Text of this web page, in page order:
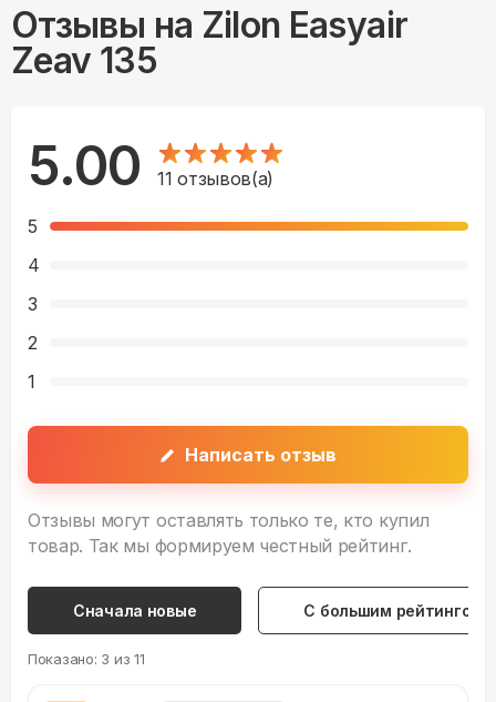
Отзывы на Zilon Easyair
Zeav 135
5.00 11 отзывов(а)
5
4
3
2
1
Написать отзыв
Отзывы могут оставлять только те, кто купил
товар. Так мы формируем честный рейтинг.
Сначала новые С большим рейтингом
Показано: 3 из11